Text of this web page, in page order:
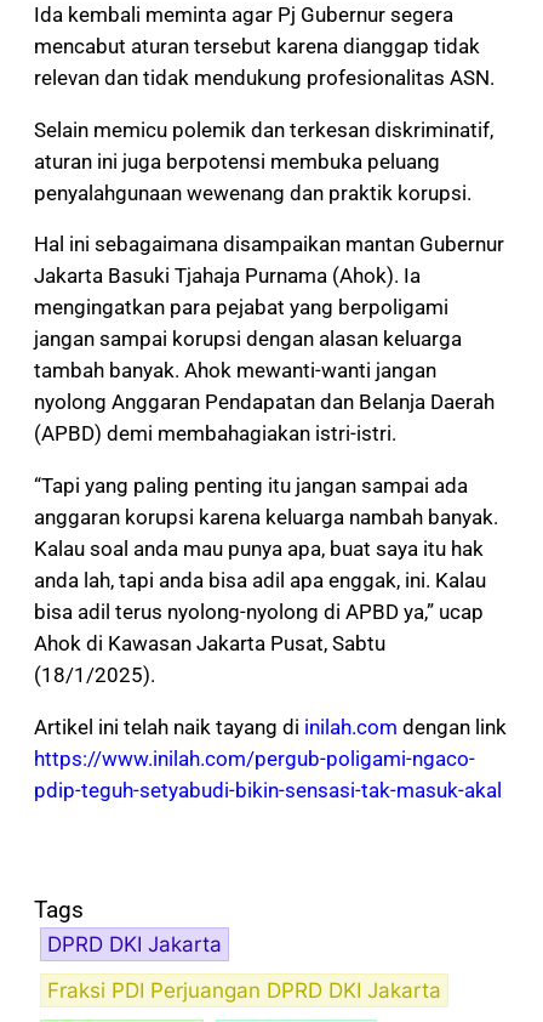
Ida kembali meminta agar Pj Gubernur segera
mencabut aturan tersebut karena dianggap tidak
relevan dan tidak mendukung profesionalitas ASN.
Selain memicu polemik dan terkesan diskriminatif,
aturan ini juga berpotensi membuka peluang
penyalahgunaan wewenang dan praktik korupsi.
Hal ini sebagaimana disampaikan mantan Gubernur
Jakarta Basuki Tjahaja Purnama (Ahok). Ia
mengingatkan para pejabat yang berpoligami
jangan sampai korupsi dengan alasan keluarga
tambah banyak. Ahok mewanti-wanti jangan
nyolong Anggaran Pendapatan dan Belanja Daerah
(APBD) demi membahagiakan istri-istri.
“Tapi yang paling penting itu jangan sampai ada
anggaran korupsi karena keluarga nambah banyak.
Kalau soal anda mau punya apa, buat saya itu hak
anda lah, tapi anda bisa adil apa enggak, ini. Kalau
bisa adil terus nyolong-nyolong di APBD ya,” ucap
Ahok di Kawasan Jakarta Pusat, Sabtu
(18/1/2025).
Artikel ini telah naik tayang di inilah.com dengan link
https://www.inilah.com/pergub-poligami-ngaco-
pdip-teguh-setyabudi-bikin-sensasi-tak-masuk-akal
Tags
DPRD DKI Jakarta
Fraksi PDI Perjuangan DPRD DKI Jakarta